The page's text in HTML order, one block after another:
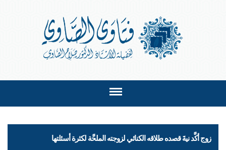
زوج أكَّد نيةَ قصده طلاقه الكنائي لزوجته الملحَّة لكثرة أسئلتها